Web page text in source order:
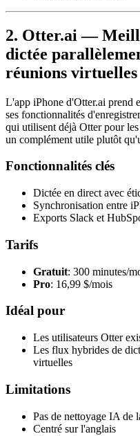
2. Otter.ai —
dictée
réunions virtuelles
L'app iPhone d'Otter.ai prend
ses fonctionnalités
qui utilisent déjà Otter pour
un complément utile plutôt
Fonctionnalités clés
Dictée en direct avec
Synchronisation entre
Exports Slack et
Tarifs
Gratuit: 300 minutes/
Pro: 16,99 $/mois
Idéal pour
Les utilisateurs Otter
Les flux hybrides de
virtuelles
Limitations
Pas de nettoyage IA de
Centré sur l'anglais